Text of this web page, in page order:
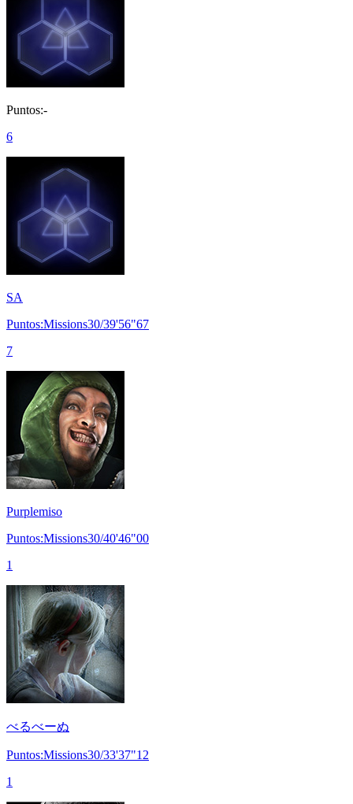
Puntos:-
6
SA
Puntos:Missions30/39'56"67
7
Purplemiso
Puntos:Missions30/40'46"00
1
べるべーぬ
Puntos:Missions30/33'37"12
1